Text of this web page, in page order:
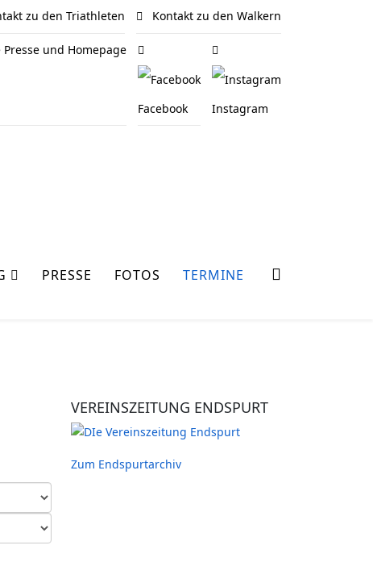
zu den Triathleten Kontakt zu den Walkern
und Homepage
Facebook Instagram
PRESSE FOTOS TERMINE
VEREINSZEITUNG ENDSPURT
Zum Endspurtarchiv